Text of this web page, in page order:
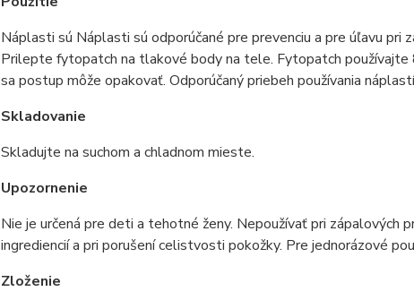
Náplasti sú Náplasti sú odporúčané pre prevenciu a pre úľavu pri
Prilepte fytopatch na tlakové bodyna tele. Fytopatch používajte
sa postup môže opakovať. Odporúčanýpriebeh používania
Skladovanie
Skladujte na suchom a chladnom mieste.
Upozornenie
Nie je určená pre deti a tehotné ženy. Nepoužívať pri zápalových
ingrediencií a pri porušení celistvosti pokožky. Pre jednorázové
Zloženie